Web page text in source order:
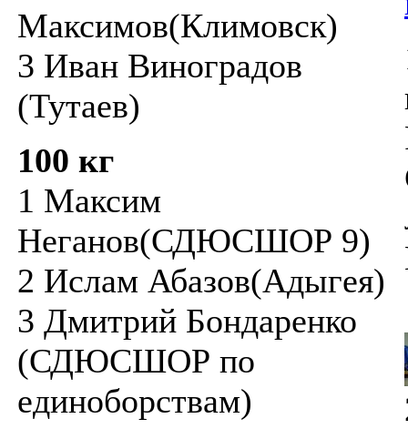
Максимов(Климовск)
3 Иван Виноградов
(Тутаев)
100 кг
1 Максим
Неганов(СДЮСШОР 9)
2 Ислам Абазов(Адыгея)
3 Дмитрий Бондаренко
(СДЮСШОР по
единоборствам)